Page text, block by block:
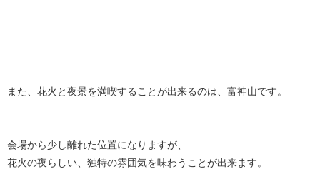
また、花火と夜景を満喫することが出来るのは、富神山です。
会場から少し離れた位置になりますが、
花火の夜らしい、独特の雰囲気を味わうことが出来ます。